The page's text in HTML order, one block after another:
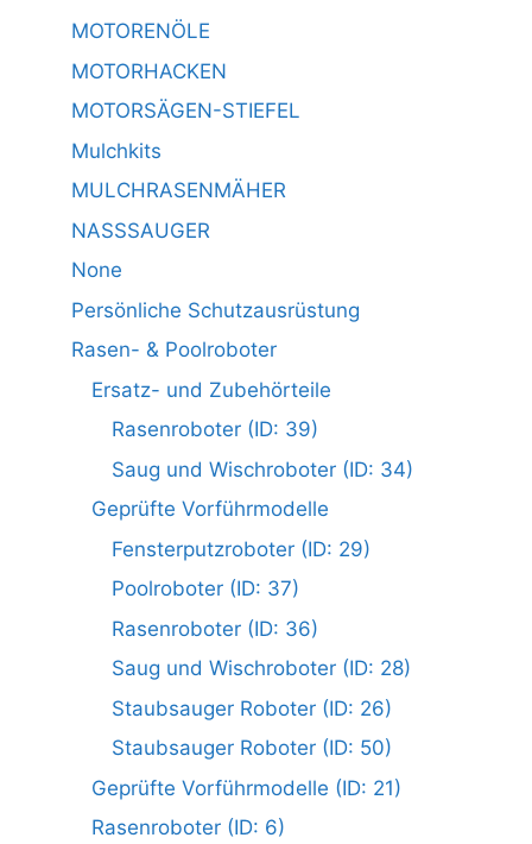
MOTORENÖLE
MOTORHACKEN
MOTORSÄGEN-STIEFEL
Mulchkits
MULCHRASENMÄHER
NASSSAUGER
None
Persönliche Schutzausrüstung
Rasen- & Poolroboter
Ersatz- und Zubehörteile
Rasenroboter (ID: 39)
Saug und Wischroboter (ID: 34)
Geprüfte Vorführmodelle
Fensterputzroboter (ID: 29)
Poolroboter (ID: 37)
Rasenroboter (ID: 36)
Saug und Wischroboter (ID: 28)
Staubsauger Roboter (ID: 26)
Staubsauger Roboter (ID: 50)
Geprüfte Vorführmodelle (ID: 21)
Rasenroboter (ID: 6)